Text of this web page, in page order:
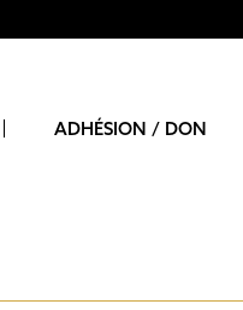
ADHÉSION / DON